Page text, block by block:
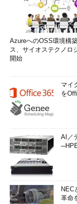
AzureへのOSS環境構
ス、サイオステクノロ
開始
マイ
を
AI／
NEC
革命